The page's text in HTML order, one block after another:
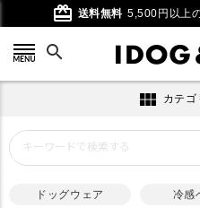
card_giftcard 送料無料 5,500円以上
search
view_module カテ
ドッグウェア 冷感